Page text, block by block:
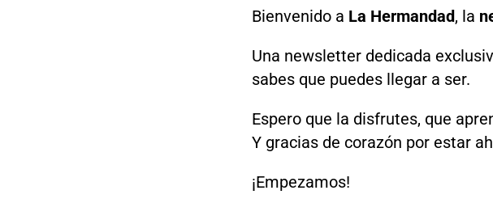
Bienvenido a La Hermandad, la
Una newsletter dedicada
sabes que puedes llegar a ser.
Espero que la disfrutes, que
Y gracias de corazón por estar
¡Empezamos!